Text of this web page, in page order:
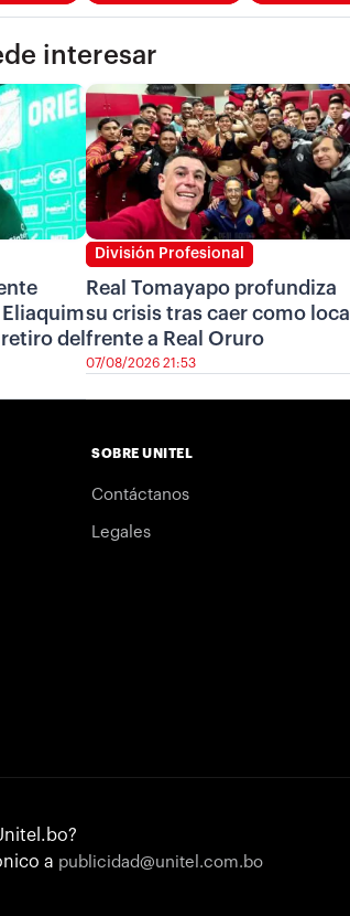
interesar
del
División Profesional
Real Tomayapo profundiza
su crisis tras caer como local
frente a Real Oruro
07/08/2026 21:53
SOBRE UNITEL
Contáctanos
Legales
a publicidad@unitel.com.bo